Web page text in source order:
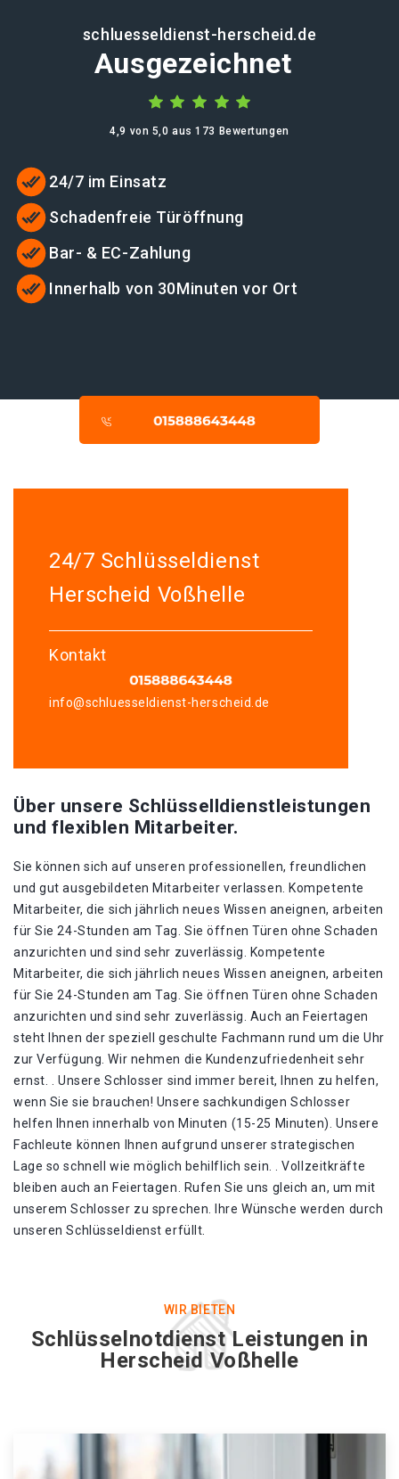
schluesseldienst-herscheid.de
Ausgezeichnet
4,9 von 5,0 aus 173 Bewertungen
24/7 im Einsatz
Schadenfreie Türöffnung
Bar- & EC-Zahlung
Innerhalb von 30Minuten vor Ort
24/7 Schlüsseldienst
Herscheid Voßhelle
Kontakt
info@schluesseldienst-herscheid.de
Über unsere Schlüsselldienstleistungen
und flexiblen Mitarbeiter.
Sie können sich auf unseren professionellen, freundlichen
und gut ausgebildeten Mitarbeiter verlassen. Kompetente
Mitarbeiter, die sich jährlich neues Wissen aneignen, arbeiten
für Sie 24-Stunden am Tag. Sie öffnen Türen ohne Schaden
anzurichten und sind sehr zuverlässig. Kompetente
Mitarbeiter, die sich jährlich neues Wissen aneignen, arbeiten
für Sie 24-Stunden am Tag. Sie öffnen Türen ohne Schaden
anzurichten und sind sehr zuverlässig. Auch an Feiertagen
steht Ihnen der speziell geschulte Fachmann rund um die Uhr
zur Verfügung. Wir nehmen die Kundenzufriedenheit sehr
ernst. . Unsere Schlosser sind immer bereit, Ihnen zu helfen,
wenn Sie sie brauchen! Unsere sachkundigen Schlosser
helfen Ihnen innerhalb von Minuten (15-25 Minuten). Unsere
Fachleute können Ihnen aufgrund unserer strategischen
Lage so schnell wie möglich behilflich sein. . Vollzeitkräfte
bleiben auch an Feiertagen. Rufen Sie uns gleich an, um mit
unserem Schlosser zu sprechen. Ihre Wünsche werden durch
unseren Schlüsseldienst erfüllt.
WIR BIETEN
Schlüsselnotdienst Leistungen in
Herscheid Voßhelle